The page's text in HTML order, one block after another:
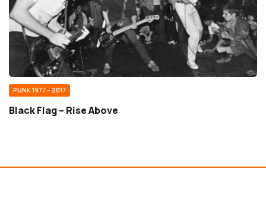
PUNK 1977 – 2017
Black Flag – Rise Above